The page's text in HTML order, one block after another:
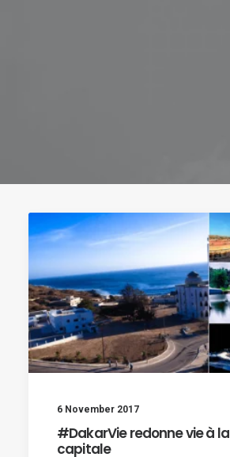
6 November 2017
#DakarVie redonne vie à la
capitale